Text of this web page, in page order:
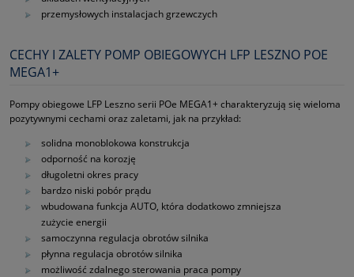
przemysłowych instalacjach grzewczych
CECHY I ZALETY POMP OBIEGOWYCH LFP LESZNO POE
MEGA1+
Pompy obiegowe LFP Leszno serii POe MEGA1+ charakteryzują się wieloma
pozytywnymi cechami oraz zaletami, jak na przykład:
solidna monoblokowa konstrukcja
odporność na korozję
długoletni okres pracy
bardzo niski pobór prądu
wbudowana funkcja AUTO, która dodatkowo zmniejsza
zużycie energii
samoczynna regulacja obrotów silnika
płynna regulacja obrotów silnika
możliwość zdalnego sterowania praca pompy